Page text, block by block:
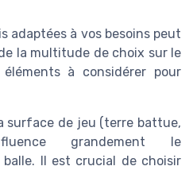
adaptées à vos besoins peut
la multitude de choix sur le
à considérer pour
surface de jeu (terre battue,
grandement le
Il est crucial de choisir